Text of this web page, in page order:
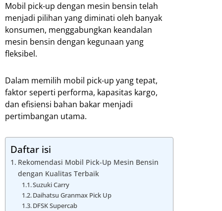
Mobil pick-up dengan mesin bensin telah
menjadi pilihan yang diminati oleh banyak
konsumen, menggabungkan keandalan
mesin bensin dengan kegunaan yang
fleksibel.
Dalam memilih mobil pick-up yang tepat,
faktor seperti performa, kapasitas kargo,
dan efisiensi bahan bakar menjadi
pertimbangan utama.
Daftar isi
Rekomendasi Mobil Pick-Up Mesin Bensin
dengan Kualitas Terbaik
Suzuki Carry
Daihatsu Granmax Pick Up
DFSK Supercab